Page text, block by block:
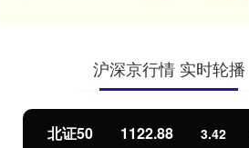
沪深京行情 实时轮播
北证50 1122.88 3.42